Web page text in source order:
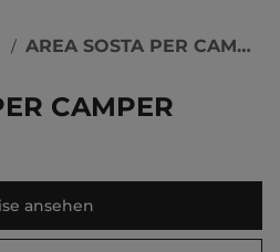
/ AREA SOSTA PER CAMPER
CAMPER
ansehen